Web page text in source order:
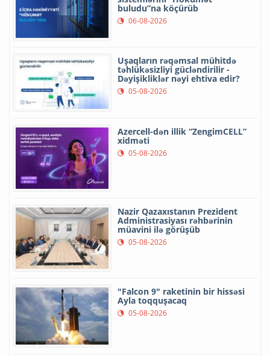
buludu”na köçürüb
06-08-2026
Uşaqların rəqəmsal mühitdə
təhlükəsizliyi gücləndirilir -
Dəyişikliklər nəyi ehtiva edir?
05-08-2026
Azercell-dən illik “ZengimCELL”
xidməti
05-08-2026
Nazir Qazaxıstanın Prezident
Administrasiyası rəhbərinin
müavini ilə görüşüb
05-08-2026
"Falcon 9" raketinin bir hissəsi
Ayla toqquşacaq
05-08-2026